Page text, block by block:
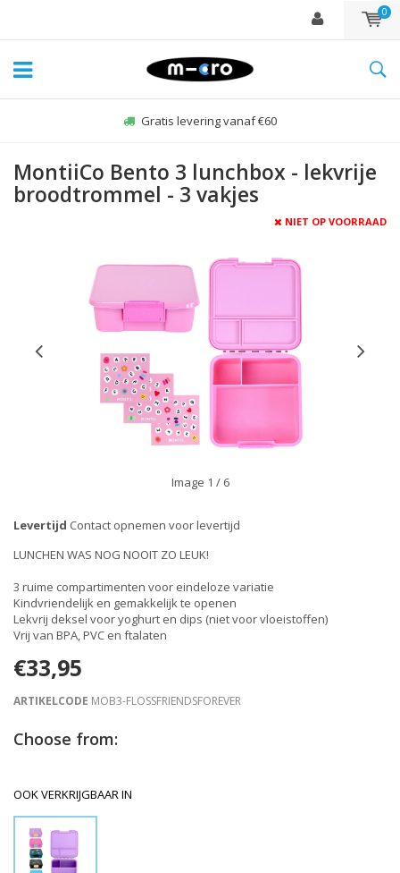
0
Zo-vr voor 22:00 besteld, zelfde dag verzonden*
MontiiCo Bento 3 lunchbox - lekvrije
broodtrommel - 3 vakjes
NIET OP VOORRAAD
Image 1 / 6
Levertijd Contact opnemen voor levertijd
LUNCHEN WAS NOG NOOIT ZO LEUK!
3 ruime compartimenten voor eindeloze variatie
Kindvriendelijk en gemakkelijk te openen
Lekvrij deksel voor yoghurt en dips (niet voor vloeistoffen)
Vrij van BPA, PVC en ftalaten
€33,95
ARTIKELCODE MOB3-FLOSSFRIENDSFOREVER
Choose from:
OOK VERKRIJGBAAR IN